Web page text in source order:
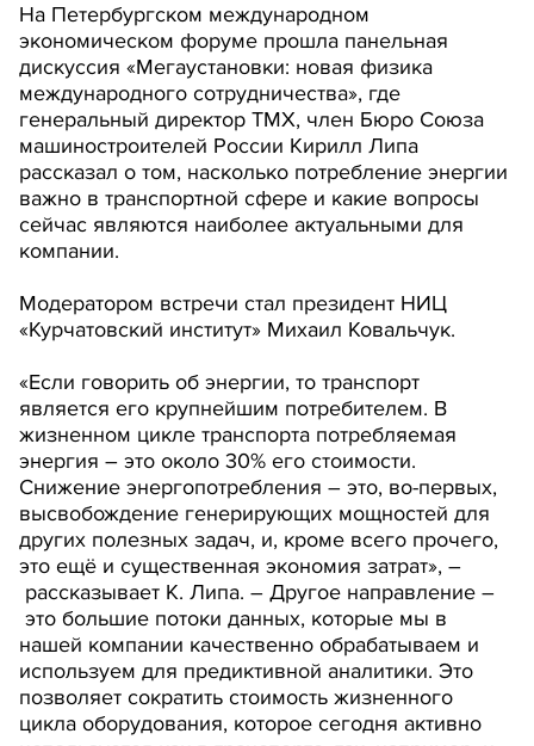
На Петербургском международном
экономическом форуме прошла панельная
дискуссия «Мегаустановки: новая физика
международного сотрудничества», где
генеральный директор ТМХ, член Бюро Союза
машиностроителей России Кирилл Липа
рассказал о том, насколько потребление энергии
важно в транспортной сфере и какие вопросы
сейчас являются наиболее актуальными для
компании.
Модератором встречи стал президент НИЦ
«Курчатовский институт» Михаил Ковальчук.
«Если говорить об энергии, то транспорт
является его крупнейшим потребителем. В
жизненном цикле транспорта потребляемая
энергия – это около 30% его стоимости.
Снижение энергопотребления – это, во-первых,
высвобождение генерирующих мощностей для
других полезных задач, и, кроме всего прочего,
это ещё и существенная экономия затрат», –
рассказывает К. Липа. – Другое направление –
это большие потоки данных, которые мы в
нашей компании качественно обрабатываем и
используем для предиктивной аналитики. Это
позволяет сократить стоимость жизненного
цикла оборудования, которое сегодня активно